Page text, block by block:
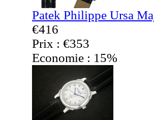
Patek Philippe Ursa
€416
Prix : €353
Economie : 15%